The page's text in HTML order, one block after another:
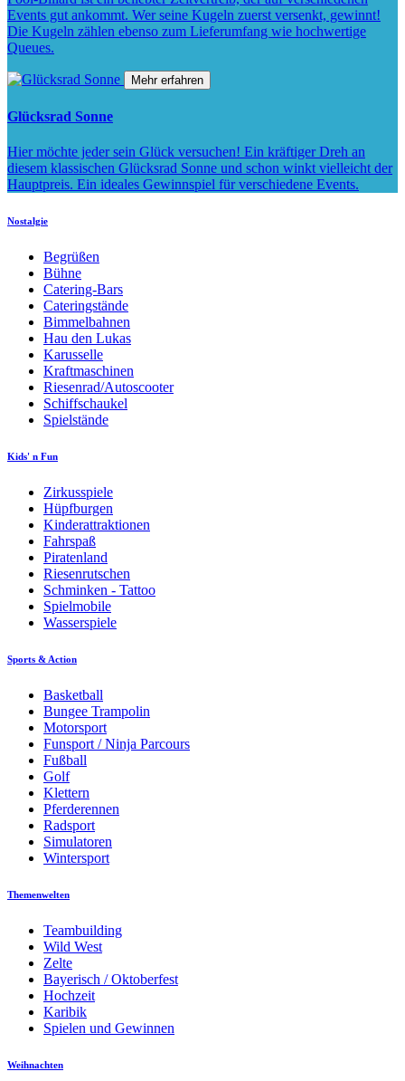
Events gut ankommt. Wer seine Kugeln zuerst versenkt, gewinnt!
Die Kugeln zählen ebenso zum Lieferumfang wie hochwertige
Queues.
Mehr erfahren
Glücksrad Sonne
Hier möchte jeder sein Glück versuchen! Ein kräftiger Dreh an
diesem klassischen Glücksrad Sonne und schon winkt vielleicht der
Hauptpreis. Ein ideales Gewinnspiel für verschiedene Events.
Nostalgie
Begrüßen
Bühne
Catering-Bars
Cateringstände
Bimmelbahnen
Hau den Lukas
Karusselle
Kraftmaschinen
Riesenrad/Autoscooter
Schiffschaukel
Spielstände
Kids' n Fun
Zirkusspiele
Hüpfburgen
Kinderattraktionen
Fahrspaß
Piratenland
Riesenrutschen
Schminken - Tattoo
Spielmobile
Wasserspiele
Sports & Action
Basketball
Bungee Trampolin
Motorsport
Funsport / Ninja Parcours
Fußball
Golf
Klettern
Pferderennen
Radsport
Simulatoren
Wintersport
Themenwelten
Teambuilding
Wild West
Zelte
Bayerisch / Oktoberfest
Hochzeit
Karibik
Spielen und Gewinnen
Weihnachten